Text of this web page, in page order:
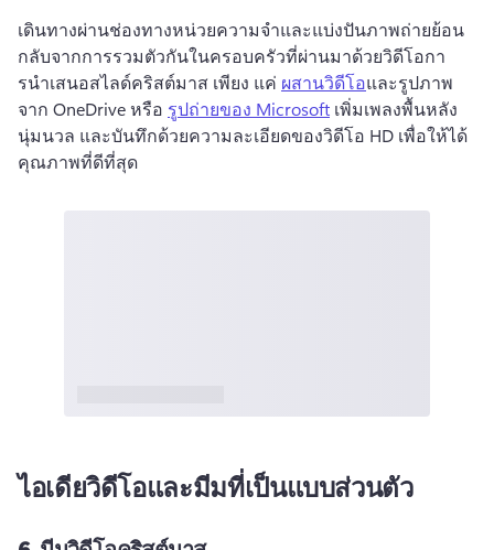
เดินทางผ่านช่องทางหน่วยความจําและแบ่งปันภาพถ่ายย้อน
กลับจากการรวมตัวกันในครอบครัวที่ผ่านมาด้วยวิดีโอกา
รนําเสนอสไลด์คริสต์มาส เพียง แค่ ผสานวิดีโอและรูปภาพ
จาก OneDrive หรือ รูปถ่ายของ Microsoft เพิ่มเพลงพื้นหลัง
นุ่มนวล และบันทึกด้วยความละเอียดของวิดีโอ HD เพื่อให้ได้
คุณภาพที่ดีที่สุด
ไอเดียวิดีโอและมีมที่เป็นแบบส่วนตัว